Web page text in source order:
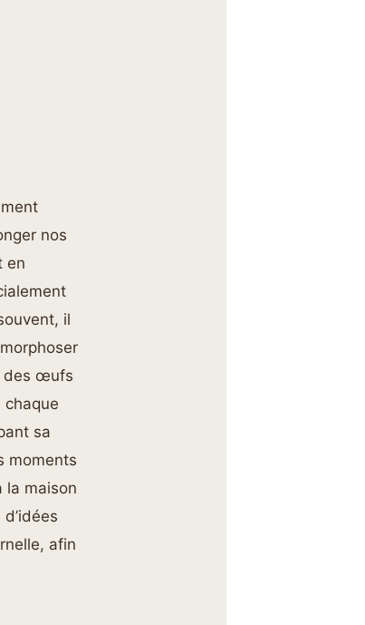
nos
en
il
des œufs
chaque
sa
moments
la maison
afin